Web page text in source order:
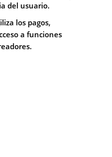
del usuario.
los pagos,
a funciones